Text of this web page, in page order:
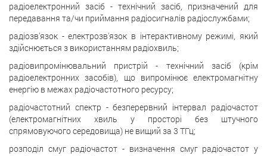
радіоелектронний засіб - технічний засіб, призначений для
передавання та/чи приймання радіосигналів радіослужбами;
радіозв'язок - електрозв'язок в інтерактивному режимі, який
здійснюється з використанням радіохвиль;
радіовипромінювальний пристрій - технічний засіб (крім
радіоелектронних засобів), що випромінює електромагнітну
енергію в межах радіочастотного ресурсу;
радіочастотний спектр - безперервний інтервал радіочастот
(електромагнітних хвиль у просторі без штучного
спрямовуючого середовища) не вищий за 3 ТГц;
розподіл смуг радіочастот - визначення смуг радіочастот у